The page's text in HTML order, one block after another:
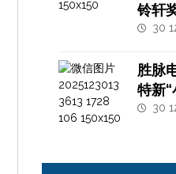
铃轩
30
胜脉
特新
30